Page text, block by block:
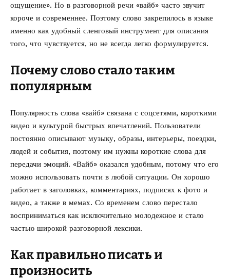
ощущение». Но в разговорной речи «вайб» часто звучит
короче и современнее. Поэтому слово закрепилось в языке
именно как удобный сленговый инструмент для описания
того, что чувствуется, но не всегда легко формулируется.
Почему слово стало таким
популярным
Популярность слова «вайб» связана с соцсетями, короткими
видео и культурой быстрых впечатлений. Пользователи
постоянно описывают музыку, образы, интерьеры, поездки,
людей и события, поэтому им нужны короткие слова для
передачи эмоций. «Вайб» оказался удобным, потому что его
можно использовать почти в любой ситуации. Он хорошо
работает в заголовках, комментариях, подписях к фото и
видео, а также в мемах. Со временем слово перестало
восприниматься как исключительно молодежное и стало
частью широкой разговорной лексики.
Как правильно писать и
произносить